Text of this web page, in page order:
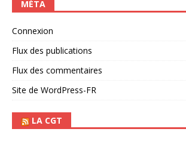
MÉTA
Connexion
Flux des publications
Flux des commentaires
Site de WordPress-FR
LA CGT